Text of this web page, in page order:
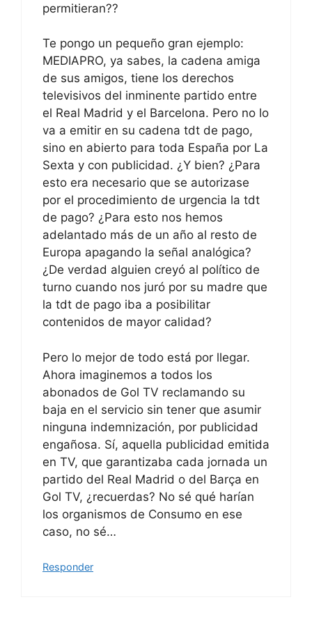
permitieran??
Te pongo un pequeño gran ejemplo:
MEDIAPRO, ya sabes, la cadena amiga
de sus amigos, tiene los derechos
televisivos del inminente partido entre
el Real Madrid y el Barcelona. Pero no lo
va a emitir en su cadena tdt de pago,
sino en abierto para toda España por La
Sexta y con publicidad. ¿Y bien? ¿Para
esto era necesario que se autorizase
por el procedimiento de urgencia la tdt
de pago? ¿Para esto nos hemos
adelantado más de un año al resto de
Europa apagando la señal analógica?
¿De verdad alguien creyó al político de
turno cuando nos juró por su madre que
la tdt de pago iba a posibilitar
contenidos de mayor calidad?
Pero lo mejor de todo está por llegar.
Ahora imaginemos a todos los
abonados de Gol TV reclamando su
baja en el servicio sin tener que asumir
ninguna indemnización, por publicidad
engañosa. Sí, aquella publicidad emitida
en TV, que garantizaba cada jornada un
partido del Real Madrid o del Barça en
Gol TV, ¿recuerdas? No sé qué harían
los organismos de Consumo en ese
caso, no sé…
Responder